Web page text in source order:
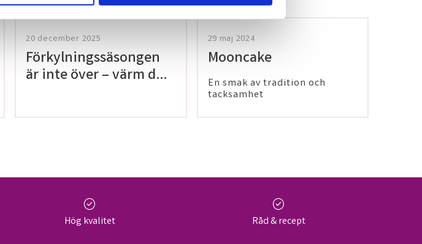
20 december 2025
Förkylningssäsongen
är inte över – värm dig
29 maj 2024
Mooncake
En smak av tradition och
tacksamhet
check_circle
Hög kvalitet
check_circle
Råd & recept